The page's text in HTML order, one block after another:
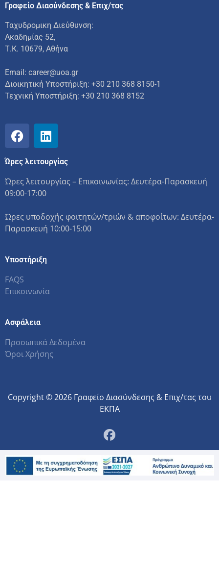
Γραφείο Διασύνδεσης & Επιχ/τας
Ταχυδρομικη Διεύθυνση:
Ακαδημίας 52,
Τ.Κ. 10679, Αθήνα
Email: career@uoa.gr
Διοικητική Υποστήριξη: +30 210 368 8150-1
Τεχνική Υποστήριξη: +30 210 368 8152
Ώρες λειτουργίας
Ώρες λειτουργίας – Επικοινωνίας: Δευτέρα-Παρασκευή
09:00-17:00
Ώρες υποδοχής φοιτητών/τριών & αποφοίτων: Δευτέρα-
Παρασκευή 10:00-15:00
Υποστήριξη
FAQS
Επικοινωνία
Ασφάλεια
Προσωπικά Δεδομένα
Όροι Χρήσης
Copyright © 2026 Γραφείο Διασύνδεσης & Επιχ/τας του
ΕΚΠΑ